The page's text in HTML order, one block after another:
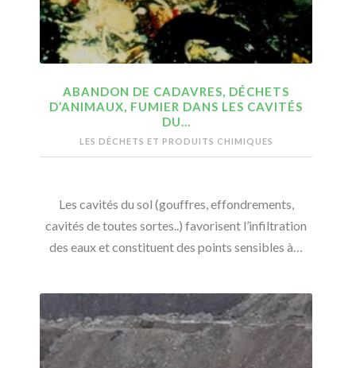
ABANDON DE CADAVRES, DÉCHETS
D’ANIMAUX, FUMIER DANS LES CAVITÉS
DU…
LES DÉCHETS ET PRODUITS CHIMIQUES
Les cavités du sol (gouffres, effondrements,
cavités de toutes sortes..) favorisent l’infiltration
des eaux et constituent des points sensibles à…